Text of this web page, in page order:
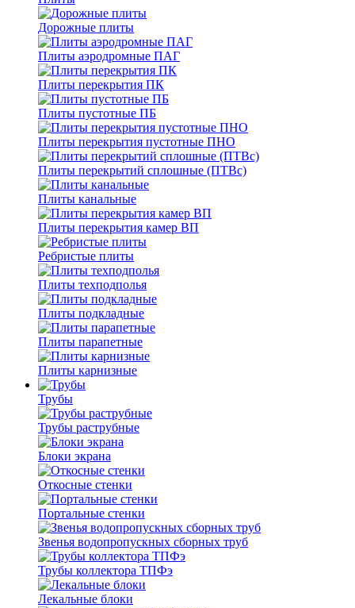
Дорожные плиты
Плиты аэродромные ПАГ
Плиты перекрытия ПК
Плиты пустотные ПБ
Плиты перекрытия пустотные ПНО
Плиты перекрытий сплошные (ПТВс)
Плиты канальные
Плиты перекрытия камер ВП
Ребристые плиты
Плиты техподполья
Плиты подкладные
Плиты парапетные
Плиты карнизные
Трубы
Трубы раструбные
Блоки экрана
Откосные стенки
Портальные стенки
Звенья водопропускных сборных труб
Трубы коллектора ТПФэ
Лекальные блоки